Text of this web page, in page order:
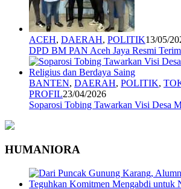
ACEH, DAERAH, POLITIK13/05/
DPD BM PAN Aceh Jaya Resmi
BANTEN, DAERAH, POLITIK,
PROFIL23/04/2026
Soparosi Tobing Tawarkan Visi Desa
HUMANIORA